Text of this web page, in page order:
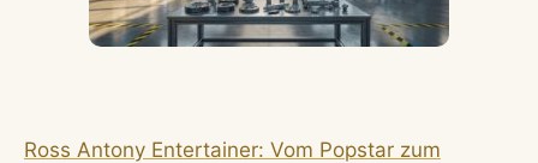
Ross Antony Entertainer: Vom Popstar zum